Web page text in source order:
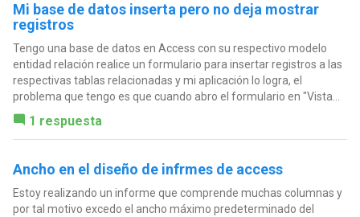
Mi base de datos inserta pero no deja mostrar
registros
Tengo una base de datos en Access con su respectivo modelo
entidad relación realice un formulario para insertar registros a las
respectivas tablas relacionadas y mi aplicación lo logra, el
problema que tengo es que cuando abro el formulario en "Vista...
1 respuesta
Ancho en el diseño de infrmes de access
Estoy realizando un informe que comprende muchas columnas y
por tal motivo excedo el ancho máximo predeterminado del